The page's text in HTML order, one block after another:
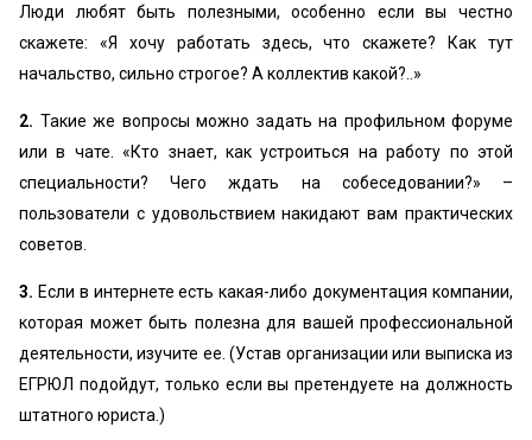
Люди любят быть полезными, особенно если вы честно
скажете: «Я хочу работать здесь, что скажете? Как тут
начальство, сильно строгое? А коллектив какой?..»
2. Такие же вопросы можно задать на профильном форуме
или в чате. «Кто знает, как устроиться на работу по этой
специальности? Чего ждать на собеседовании?» –
пользователи с удовольствием накидают вам практических
советов.
3. Если в интернете есть какая-либо документация компании,
которая может быть полезна для вашей профессиональной
деятельности, изучите ее. (Устав организации или выписка из
ЕГРЮЛ подойдут, только если вы претендуете на должность
штатного юриста.)